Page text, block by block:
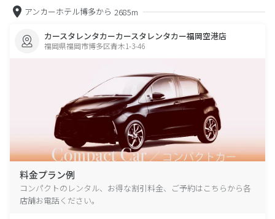
アンカーホテル博多から 2685m
カースタレンタカーカースタレンタカー福岡空港店
福岡県福岡市博多区青木1-3-46
料金プラン例
コンパクトのレンタル、お得な割引料金、ご予約はこちらから各
店舗お電話ください。